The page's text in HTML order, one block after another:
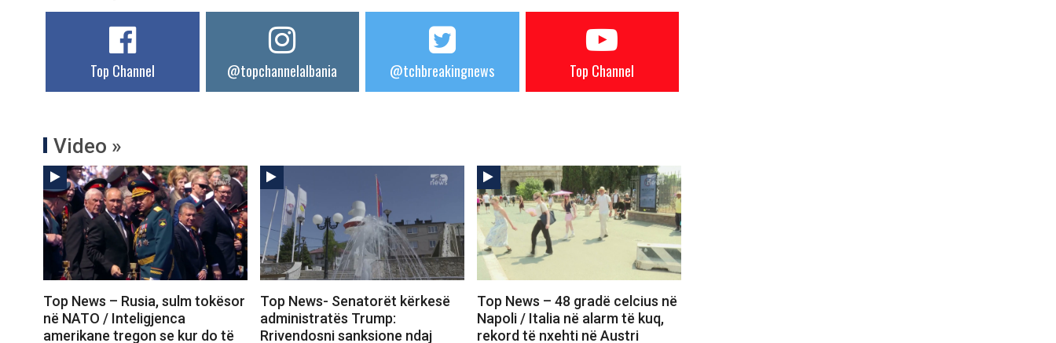
Top Channel @topchannelalbania @tchbreakingnews Top Channel
Video »
Top News – Rusia, sulm tokësor
në NATO / Inteligjenca
amerikane tregon se kur do të
Top News- Senatorët kërkesë
administratës Trump:
Rrivendosni sanksione ndaj
Top News – 48 gradë celcius në
Napoli / Italia në alarm të kuq,
rekord të nxehti në Austri